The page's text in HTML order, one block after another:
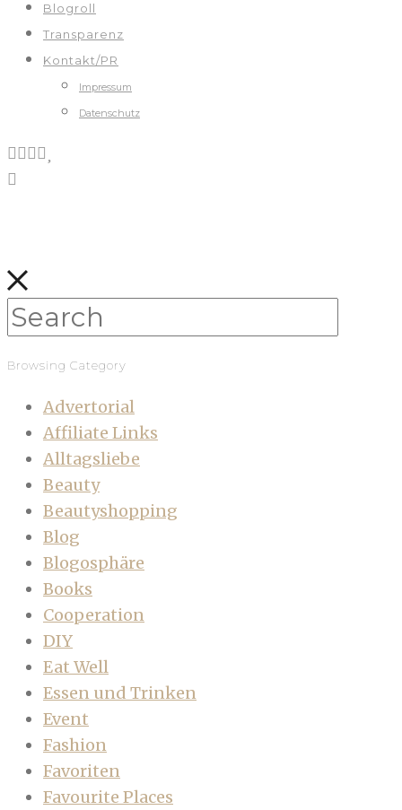
Blogroll
Transparenz
Kontakt/PR
Impressum
Datenschutz
Browsing Category
Advertorial
Affiliate Links
Alltagsliebe
Beauty
Beautyshopping
Blog
Blogosphäre
Books
Cooperation
DIY
Eat Well
Essen und Trinken
Event
Fashion
Favoriten
Favourite Places